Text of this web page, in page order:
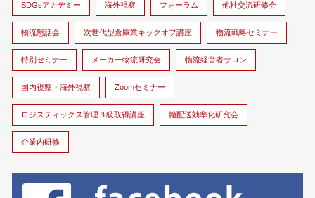
SDGsアカデミー 海外視察 フォーラム 他社交流研修会
物流懇話会 次世代型倉庫業キックオフ講座 物流戦略セミナー
特別セミナー メーカー物流研究会 物流経営者サロン
国内視察・海外視察 Zoomセミナー
ロジスティックス管理３級取得講座 輸配送効率化研究会
企業内研修